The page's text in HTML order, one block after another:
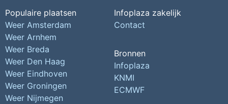
Populaire plaatsen
Weer Amsterdam
Weer Arnhem
Weer Breda
Weer Den Haag
Weer Eindhoven
Weer Groningen
Weer Nijmegen
Infoplaza zakelijk
Contact
Bronnen
Infoplaza
KNMI
ECMWF